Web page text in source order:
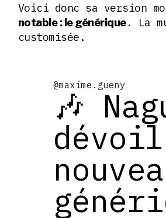
Voici donc sa version
notable : le générique. La
customisée.
@maxime.gueny
🎶